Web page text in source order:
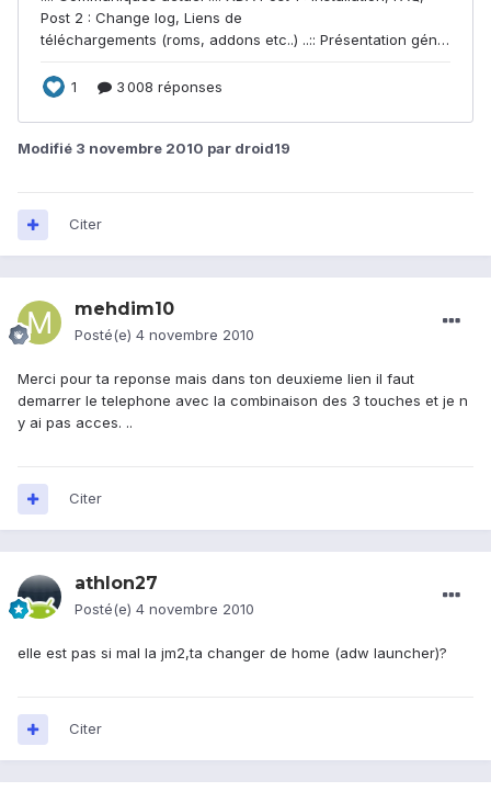
Modifié 3 novembre 2010 par droid19
Citer
mehdim10
Posté(e) 4 novembre 2010
Merci pour ta reponse mais dans ton deuxieme lien il faut
demarrer le telephone avec la combinaison des 3 touches et je n
y ai pas acces. ..
Citer
athlon27
Posté(e) 4 novembre 2010
elle est pas si mal la jm2,ta changer de home (adw launcher)?
Citer